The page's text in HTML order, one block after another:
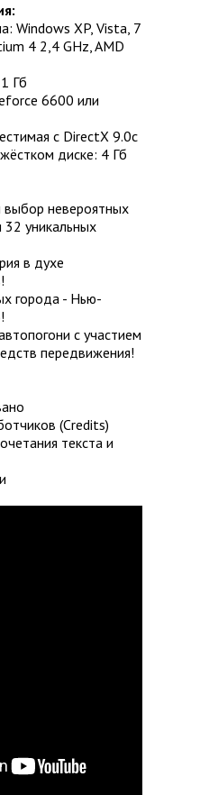
Windows XP, Vista, 7
4 2,4 GHz, AMD
Гб
6600 или
с DirectX 9.0c
диске: 4 Гб
невероятных
уникальных
в духе
города - Нью-
с участием
передвижения!
(Credits)
текста и